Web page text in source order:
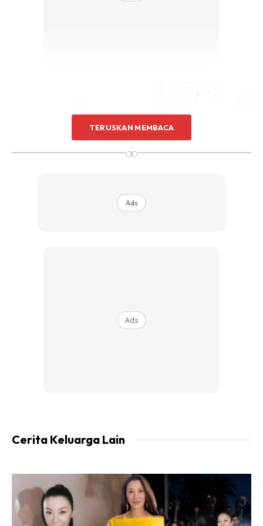
Ads
TERUSKAN MEMBACA
∞
Ads
Ads
Cerita Keluarga Lain